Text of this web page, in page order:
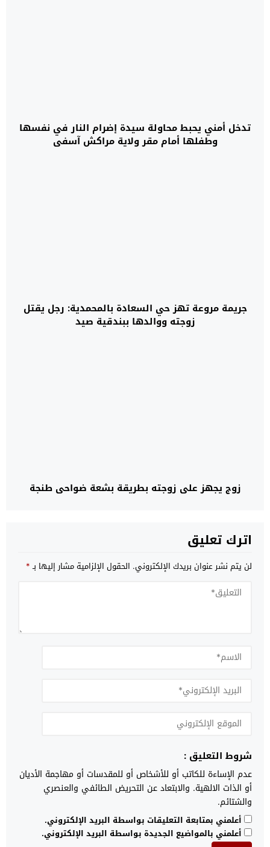
تدخل أمني يحبط محاولة سيدة إضرام النار في نفسها
وطفلها أمام مقر ولاية مراكش آسفي
جريمة مروعة تهز حي السعادة بالمحمدية: رجل يقتل
زوجته ووالدها ببندقية صيد
زوج يجهز على زوجته بطريقة بشعة ضواحي طنجة
اترك تعليق
لن يتم نشر عنوان بريدك الإلكتروني. الحقول الإلزامية مشار إليها بـ*
شروط التعليق :
عدم الإساءة للكاتب أو للأشخاص أو للمقدسات أو مهاجمة الأديان
أو الذات الالهية. والابتعاد عن التحريض الطائفي والعنصري
والشتائم.
أعلمني بمتابعة التعليقات بواسطة البريد الإلكتروني.
أعلمني بالمواضيع الجديدة بواسطة البريد الإلكتروني.